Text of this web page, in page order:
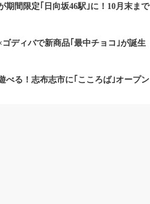
期間限定｢日向坂46駅｣に！10月末まで
ディバで新商品｢最中チョコ｣が誕生
べる！志布志市に｢こころば｣オープン